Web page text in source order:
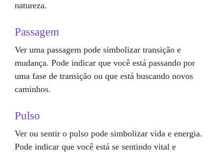
natureza.
Passagem
Ver uma passagem pode simbolizar transição e
mudança. Pode indicar que você está passando por
uma fase de transição ou que está buscando novos
caminhos.
Pulso
Ver ou sentir o pulso pode simbolizar vida e energia.
Pode indicar que você está se sentindo vital e